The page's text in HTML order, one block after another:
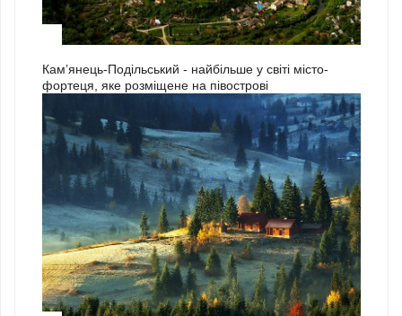
Кам’янець-Подільський - найбільше у світі місто-
фортеця, яке розміщене на півострові